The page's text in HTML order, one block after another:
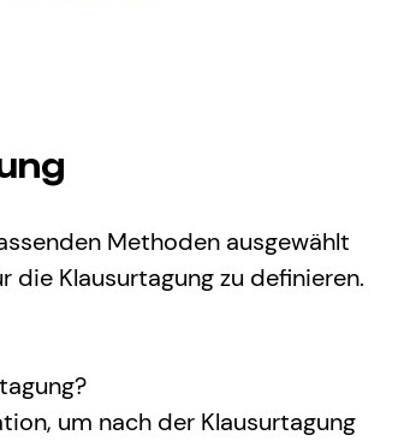
Methoden ausgewählt
die Klausurtagung zu definieren.
um nach der Klausurtagung